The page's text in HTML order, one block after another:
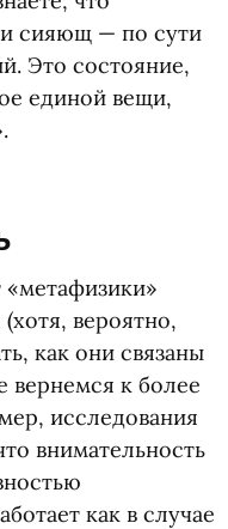
сияющ — по сути
Это состояние,
единой вещи,
(хотя, вероятно,
как они связаны
вернемся к более
исследования
внимательность
как в случае